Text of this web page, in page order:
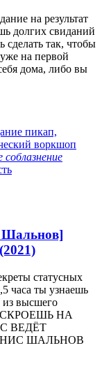
на результат
долгих свиданий
так, чтобы
на первой
дома, либо вы
пикап,
воркшоп
соблазнение
Шальнов]
статусных
часа ты узнаешь
из высшего
НА
ВЕДЁТ
ШАЛЬНОВ